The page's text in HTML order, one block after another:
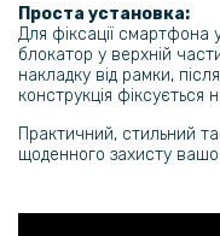
Захисне скло Privacy Full
для поклейки, Black
Проста установка:
Для фіксації смартфона
блокатор у верхній
накладку від рамки,
конструкція фіксується
Практичний, стильний
щоденного захисту